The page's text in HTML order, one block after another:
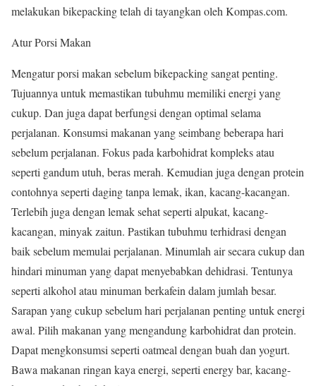
melakukan bikepacking telah di tayangkan oleh Kompas.com.
Atur Porsi Makan
Mengatur porsi makan sebelum bikepacking sangat penting.
Tujuannya untuk memastikan tubuhmu memiliki energi yang
cukup. Dan juga dapat berfungsi dengan optimal selama
perjalanan. Konsumsi makanan yang seimbang beberapa hari
sebelum perjalanan. Fokus pada karbohidrat kompleks atau
seperti gandum utuh, beras merah. Kemudian juga dengan protein
contohnya seperti daging tanpa lemak, ikan, kacang-kacangan.
Terlebih juga dengan lemak sehat seperti alpukat, kacang-
kacangan, minyak zaitun. Pastikan tubuhmu terhidrasi dengan
baik sebelum memulai perjalanan. Minumlah air secara cukup dan
hindari minuman yang dapat menyebabkan dehidrasi. Tentunya
seperti alkohol atau minuman berkafein dalam jumlah besar.
Sarapan yang cukup sebelum hari perjalanan penting untuk energi
awal. Pilih makanan yang mengandung karbohidrat dan protein.
Dapat mengkonsumsi seperti oatmeal dengan buah dan yogurt.
Bawa makanan ringan kaya energi, seperti energy bar, kacang-